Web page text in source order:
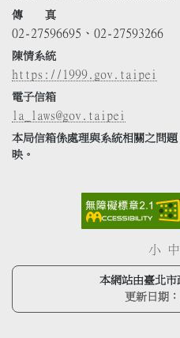
傳 真
02-27596695、02-27593266
陳情系統
https://1999.gov.taipei
電子信箱
la_laws@gov.taipei
本局信箱係處理與系統相關之問
映。
小 中
本網站由臺北
更新日期：